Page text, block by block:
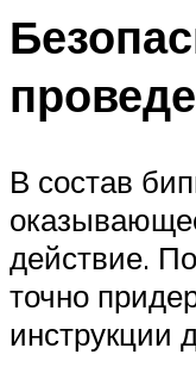
В состав
действие.
точно
инструкции